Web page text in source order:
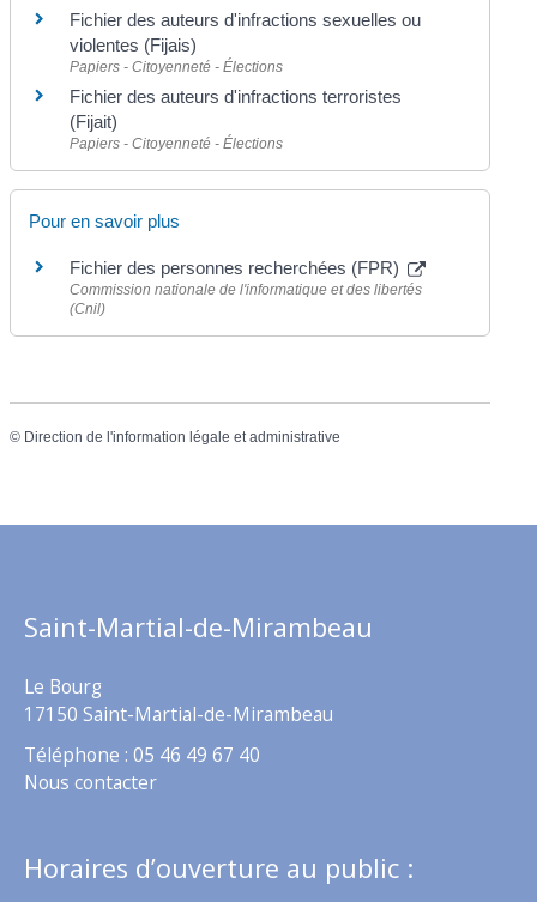
Fichier des auteurs d'infractions sexuelles ou
violentes (Fijais)
Papiers - Citoyenneté - Élections
Fichier des auteurs d'infractions terroristes
(Fijait)
Papiers - Citoyenneté - Élections
Pour en savoir plus
Fichier des personnes recherchées (FPR)
Commission nationale de l'informatique et des libertés
(Cnil)
© Direction de l'information légale et administrative
Saint-Martial-de-Mirambeau
Le Bourg
17150 Saint-Martial-de-Mirambeau
Téléphone : 05 46 49 67 40
Nous contacter
Horaires d’ouverture au public :